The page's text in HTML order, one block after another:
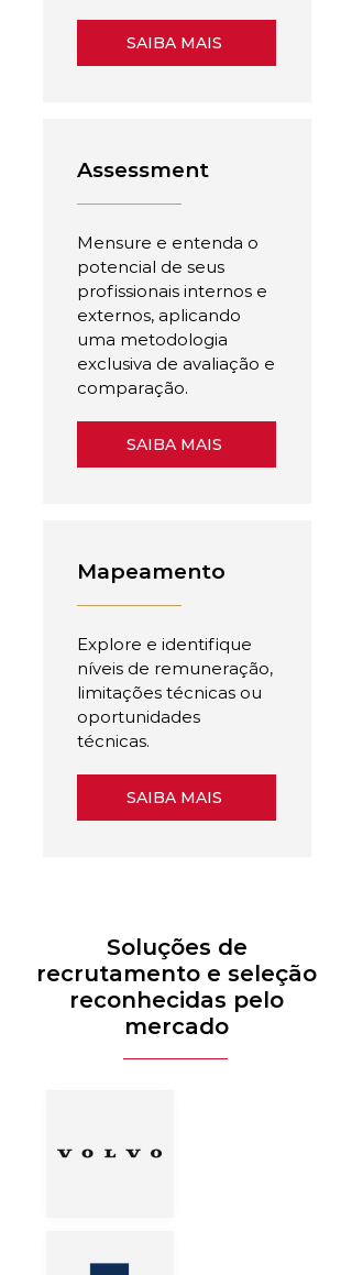
SAIBA MAIS
Assessment
Mensure e entenda o
potencial de seus
profissionais internos e
externos, aplicando
uma metodologia
exclusiva de avaliação e
comparação.
SAIBA MAIS
Mapeamento
Explore e identifique
níveis de remuneração,
limitações técnicas ou
oportunidades
técnicas.
SAIBA MAIS
Soluções de
recrutamento e seleção
reconhecidas pelo
mercado